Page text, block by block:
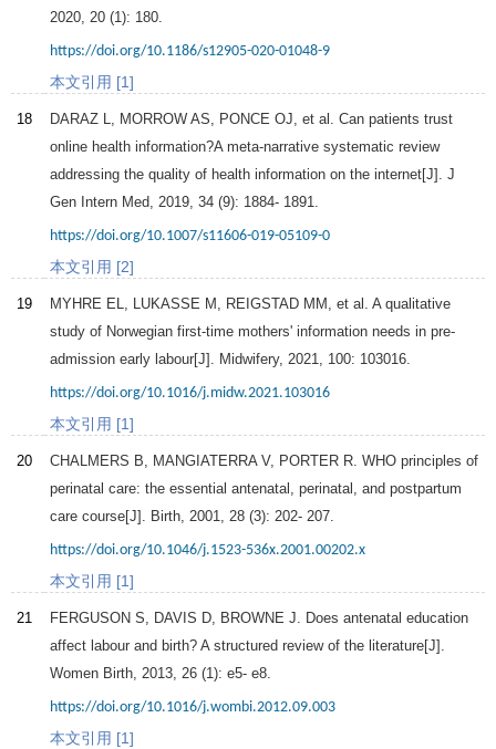
2020, 20 (1): 180.
https://doi.org/10.1186/s12905-020-01048-9
本文引用 [1]
18
DARAZ L, MORROW AS, PONCE OJ, et al. Can patients trust
online health information?A meta-narrative systematic review
addressing the quality of health information on the internet[J]. J
Gen Intern Med, 2019, 34 (9): 1884- 1891.
https://doi.org/10.1007/s11606-019-05109-0
本文引用 [2]
19
MYHRE EL, LUKASSE M, REIGSTAD MM, et al. A qualitative
study of Norwegian first-time mothers' information needs in pre-
admission early labour[J]. Midwifery, 2021, 100: 103016.
https://doi.org/10.1016/j.midw.2021.103016
本文引用 [1]
20
CHALMERS B, MANGIATERRA V, PORTER R. WHO principles of
perinatal care: the essential antenatal, perinatal, and postpartum
care course[J]. Birth, 2001, 28 (3): 202- 207.
https://doi.org/10.1046/j.1523-536x.2001.00202.x
本文引用 [1]
21
FERGUSON S, DAVIS D, BROWNE J. Does antenatal education
affect labour and birth? A structured review of the literature[J].
Women Birth, 2013, 26 (1): e5- e8.
https://doi.org/10.1016/j.wombi.2012.09.003
本文引用 [1]